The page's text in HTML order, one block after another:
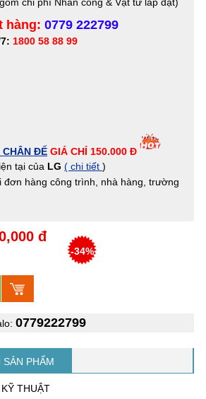
hàng: 0779 222799
1800 58 88 99
CHÂN ĐẾ GIÁ CHỈ 150.000 Đ
tại của LG ( chi tiết )
đơn hàng công trình, nhà hàng, trường
đ
-34%
0779222799
PHẨM
THUẬT